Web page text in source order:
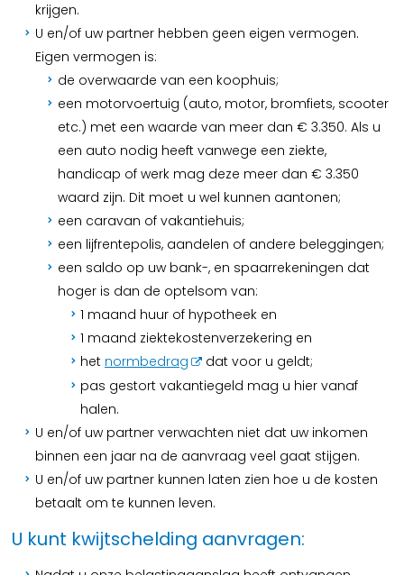
krijgen.
U en/of uw partner hebben geen eigen vermogen.
Eigen vermogen is:
de overwaarde van een koophuis;
een motorvoertuig (auto, motor, bromfiets, scooter
etc.) met een waarde van meer dan € 3.350. Als u
een auto nodig heeft vanwege een ziekte,
handicap of werk mag deze meer dan € 3.350
waard zijn. Dit moet u wel kunnen aantonen;
een caravan of vakantiehuis;
een lijfrentepolis, aandelen of andere beleggingen;
een saldo op uw bank-, en spaarrekeningen dat
hoger is dan de optelsom van:
1 maand huur of hypotheek en
1 maand ziektekostenverzekering en
het normbedrag
dat voor u geldt;
pas gestort vakantiegeld mag u hier vanaf
halen.
U en/of uw partner verwachten niet dat uw inkomen
binnen een jaar na de aanvraag veel gaat stijgen.
U en/of uw partner kunnen laten zien hoe u de kosten
betaalt om te kunnen leven.
U kunt kwijtschelding aanvragen: